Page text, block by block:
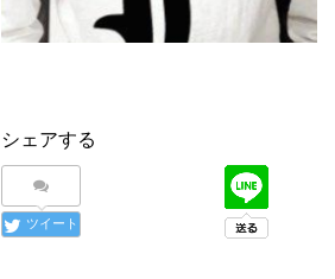
シェアする
ツイート